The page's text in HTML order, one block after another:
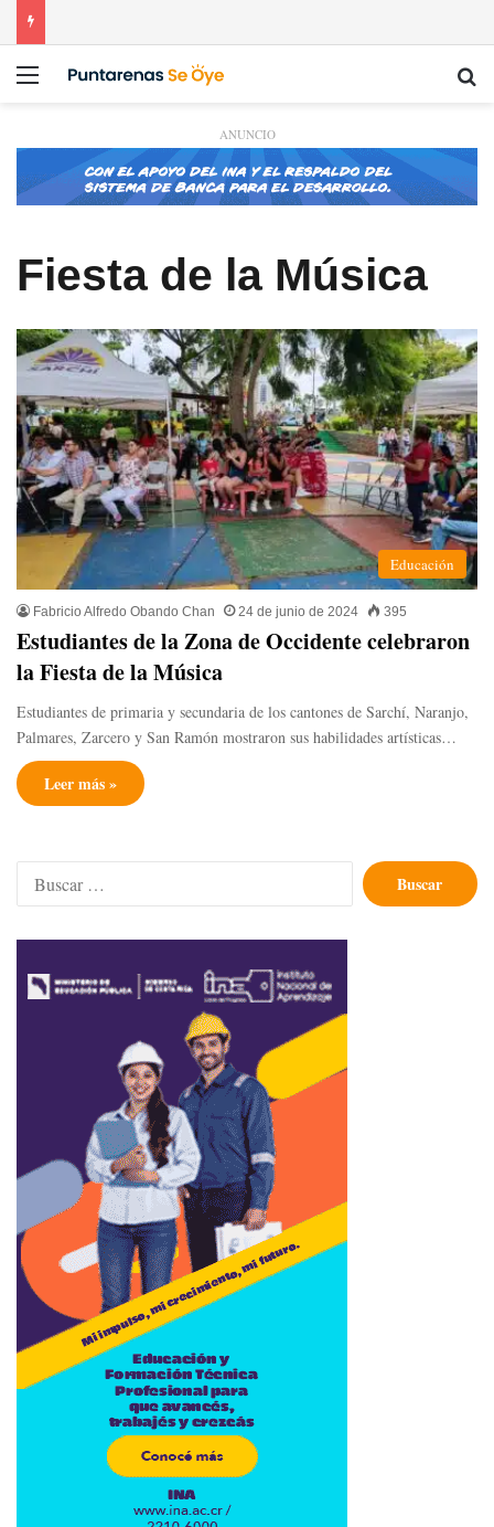
Menú
ANUNCIO
Fiesta de la Música
Educación
Fabricio Alfredo Obando Chan 24 de junio de 2024 395
Estudiantes de la Zona de Occidente celebraron
la Fiesta de la Música
Estudiantes de primaria y secundaria de los cantones de Sarchí, Naranjo,
Palmares, Zarcero y San Ramón mostraron sus habilidades artísticas…
Leer más »
Buscar: